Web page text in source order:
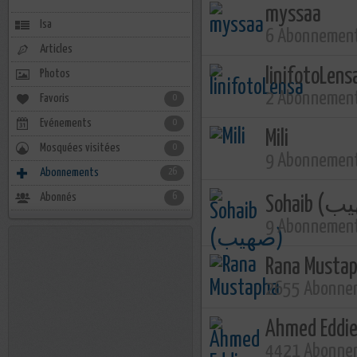
myssaa
2
Mili
9
Rana
2655
Ahmed Eddie
Isa
Articles
Photos
Favoris
Evénements
Mosquées visitées
Abonnements 26
Abonnés